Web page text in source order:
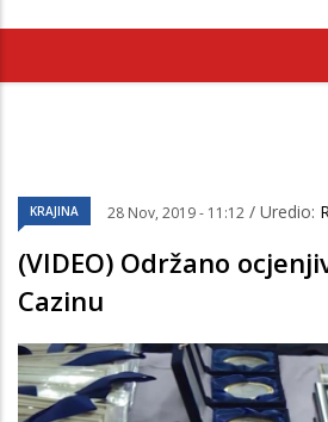
KRAJINA 28 Nov, 2019 - 11:12 / Uredio:
(VIDEO) Održano
Cazinu